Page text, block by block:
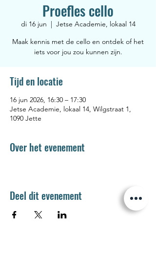
Proefles cello
di 16 jun
  |
Jetse Academie, lokaal 14
Maak kennis met de cello en ontdek of het
iets voor jou zou kunnen zijn.
Tijd en locatie
16 jun 2026, 16:30 – 17:30
Jetse Academie, lokaal 14, Wilgstraat 1,
1090 Jette
Over het evenement
Deel dit evenement